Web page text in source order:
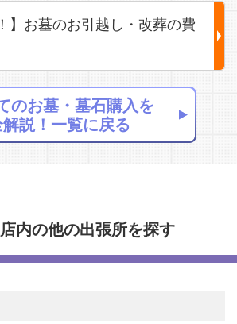
】お墓のお引越し・改葬の費
のお墓・墓石購入を
説！一覧に戻る
内の他の出張所を探す